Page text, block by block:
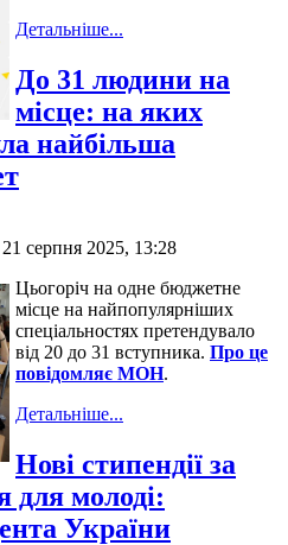
Детальніше...
До 31 людини на
місце: на яких
найбільша
серпня 2025, 13:28
Цьогоріч на одне бюджетне
місце на найпопулярніших
спеціальностях претендувало
від 20 до 31 вступника. Про це
повідомляє МОН.
Детальніше...
Нові стипендії за
для молоді:
України